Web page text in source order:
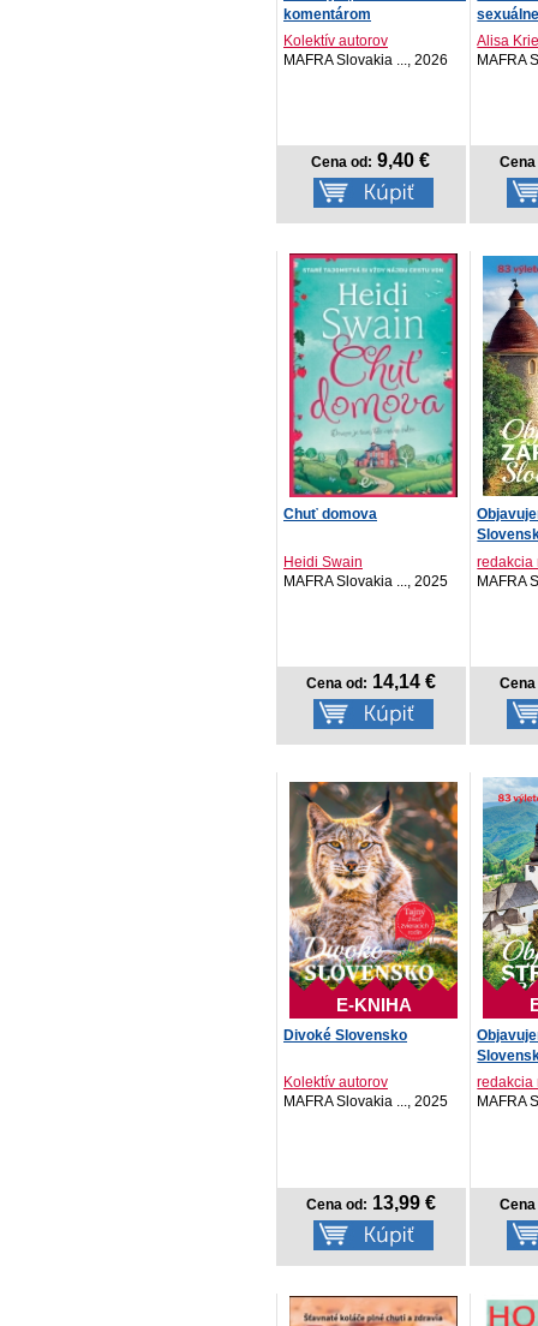
komentárom
Kolektív autorov
MAFRA Slovakia ..., 2026
Cena od: 9,40 €
Alisa
MAFRA
Chuť domova
Heidi Swain
MAFRA Slovakia ..., 2025
Cena od: 14,14 €
redakcia
MAFRA
E-KNIHA
Divoké Slovensko
Kolektív autorov
MAFRA Slovakia ..., 2025
Cena od: 13,99 €
redakcia
MAFRA